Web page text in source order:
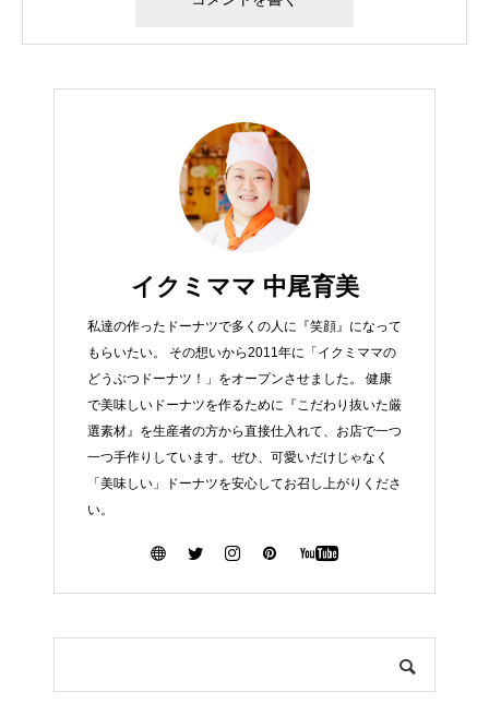
イクミママ 中尾育美
私達の作ったドーナツで多くの人に『笑顔』になって
もらいたい。 その想いから2011年に「イクミママの
どうぶつドーナツ！」をオープンさせました。 健康
で美味しいドーナツを作るために『こだわり抜いた厳
選素材』を生産者の方から直接仕入れて、お店で一つ
一つ手作りしています。ぜひ、可愛いだけじゃなく
「美味しい」ドーナツを安心してお召し上がりくださ
い。